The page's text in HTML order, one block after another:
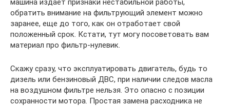
машина издает признаки нестабильной работы,
обратить внимание на фильтрующий элемент можно
заранее, еще до того, как он отработает свой
положенный срок. Кстати, тут могу посоветовать вам
материал про фильтр-нулевик.
Скажу сразу, что эксплуатировать двигатель, будь то
дизель или бензиновый ДВС, при наличии следов масла
на воздушном фильтре нельзя. Это опасно с позиции
сохранности мотора. Простая замена расходника не